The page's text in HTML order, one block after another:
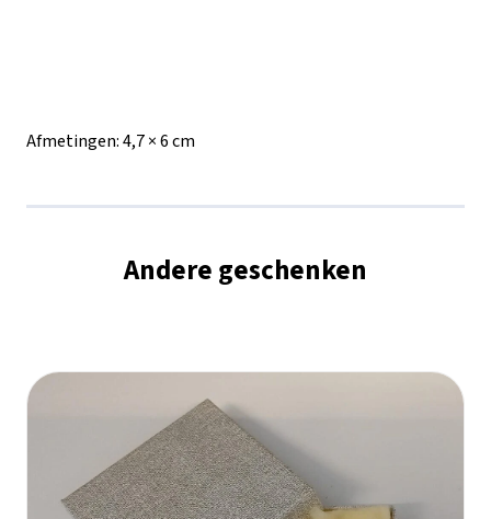
Afmetingen:4,7 × 6 cm
Andere geschenken